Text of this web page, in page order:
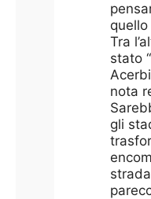
Tra
stato
nota
gli